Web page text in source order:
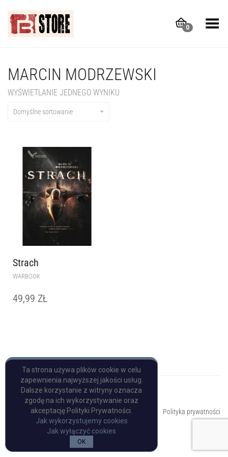
0
Toggle Menu
MARCIN MODRZEWSKI
WYŚWIETLANIE JEDNEGO WYNIKU
Domyślne sortowanie
Strach
WARBOOK
49,99 ZŁ
Copyright © Pulp Books
Polityka prywatności
Ta strona używa plików cookie w celu
zapewnienia najwyższej jakości usług.
Dalsze korzystanie z witryny oznacza
zgodę na ich wykorzystywanie oraz
akceptację Polityki Prywatności.
Jak wykorzystujemy cookies
Jak wyłączyć cookies
OK